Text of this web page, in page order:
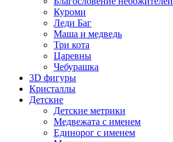
Куроми
Леди Баг
Маша и медведь
Три кота
Царевны
Чебурашка
3D фигуры
Кристаллы
Детские
Детские метрики
Медвежата с именем
Единорог с именем